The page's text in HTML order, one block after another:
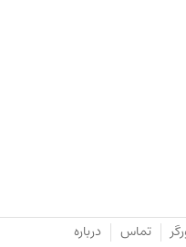
تماس درباره